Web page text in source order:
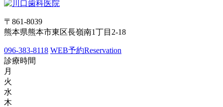
〒861-8039
熊本県熊本市東区長嶺南1丁目2-18
096-383-8118 WEB予約Reservation
診療時間
月
火
水
木